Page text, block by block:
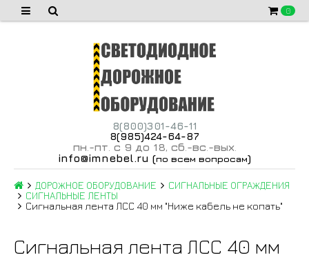
0
8(800)301-46-11
8(985)424-64-87
пн -пт с 9 до 18, сб -вс -вых.
info@imnebel.ru (по всем вопросам)
ДОРОЖНОЕ ОБОРУДОВАНИЕ
СИГНАЛЬНЫЕ ОГРАЖДЕНИЯ
СИГНАЛЬНЫЕ ЛЕНТЫ
Сигнальная лента ЛСС 40 мм "Ниже кабель не копать"
Сигнальная лента ЛСС 40 мм